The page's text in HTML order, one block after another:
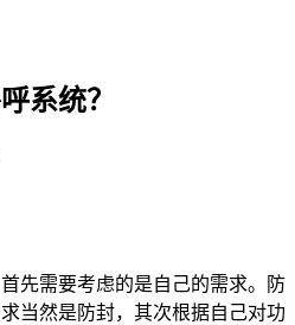
系统？
先需要考虑的是自己的需求。防
当然是防封，其次根据自己对功